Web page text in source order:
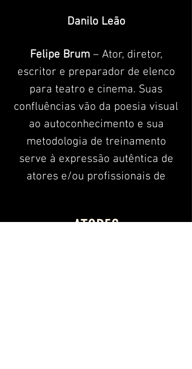
Danilo Leão
Felipe Brum – Ator, diretor,
escritor e preparador de elenco
para teatro e cinema. Suas
confluências vão da poesia visual
ao autoconhecimento e sua
metodologia de treinamento
serve à expressão autêntica de
atores e/ou profissionais de
ATORES